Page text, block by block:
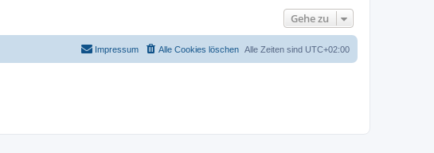
Gehe zu
Alle Zeiten sind UTC+02:00
Alle Cookies löschen
Impressum